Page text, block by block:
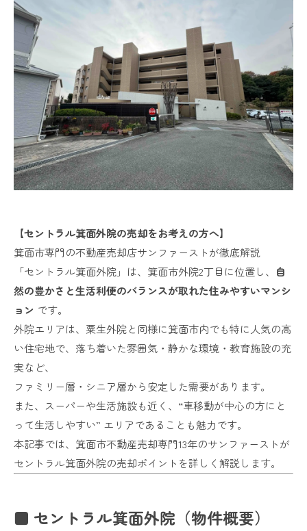
【セントラル箕面外院の売却をお考えの方へ】
箕面市専門の不動産売却店サンファーストが徹底解説
「セントラル箕面外院」は、箕面市外院2丁目に位置し、 自
然の豊かさと生活利便のバランスが取れた住みやすいマンシ
ョン です。
外院エリアは、粟生外院と同様に箕面市内でも特に人気の高
い住宅地で、落ち着いた雰囲気・静かな環境・教育施設の充
実など、
ファミリー層・シニア層から安定した需要があります。
また、スーパーや生活施設も近く、“車移動が中心の方にと
って生活しやすい” エリアであることも魅力です。
本記事では、箕面市不動産売却専門13年のサンファーストが
セントラル箕面外院の売却ポイントを詳しく解説します。
■ セントラル箕面外院（物件概要）